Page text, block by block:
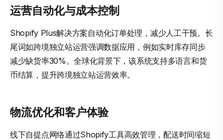
运营自动化与成本控制
Shopify Plus解决方案自动化订单处理，减少人工干预。长
尾词如跨境独立站运营强调数据应用，例如实时库存同步
减少缺货率30%。全球化背景下，该系统支持多语言和货
币结算，提升跨境独立站运营效率。
物流优化和客户体验
线下自提点网络通过Shopify工具高效管理，配送时间缩短